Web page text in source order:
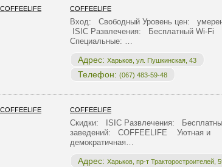
COFFEELIFE
Вход: Свободный Уровень цен:
ISIC Развлечения: Бесплатный Wi-Fi
Специальные: …
Адрес: Харьков, ул. Пушкинская, 43
Телефон: (067) 483-59-48
COFFEELIFE
Скидки: ISIC Развлечения:
заведений: COFFEELIFE Уютная и
демократичная…
Адрес: Харьков, пр-т Тракторостроителей,